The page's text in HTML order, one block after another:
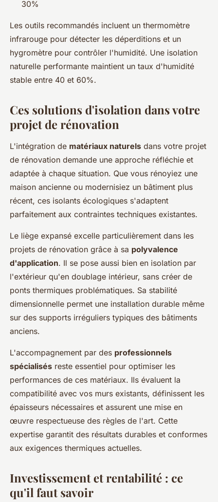
30%
Les outils recommandés incluent un thermomètre
infrarouge pour détecter les déperditions et un
hygromètre pour contrôler l'humidité. Une isolation
naturelle performante maintient un taux d'humidité
stable entre 40 et 60%.
Ces solutions d'isolation dans votre
projet de rénovation
L'intégration de matériaux naturels dans votre projet
de rénovation demande une approche réfléchie et
adaptée à chaque situation. Que vous rénoyiez une
maison ancienne ou modernisiez un bâtiment plus
récent, ces isolants écologiques s'adaptent
parfaitement aux contraintes techniques existantes.
Le liège expansé excelle particulièrement dans les
projets de rénovation grâce à sa polyvalence
d'application. Il se pose aussi bien en isolation par
l'extérieur qu'en doublage intérieur, sans créer de
ponts thermiques problématiques. Sa stabilité
dimensionnelle permet une installation durable même
sur des supports irréguliers typiques des bâtiments
anciens.
L'accompagnement par des professionnels
spécialisés reste essentiel pour optimiser les
performances de ces matériaux. Ils évaluent la
compatibilité avec vos murs existants, définissent les
épaisseurs nécessaires et assurent une mise en
œuvre respectueuse des règles de l'art. Cette
expertise garantit des résultats durables et conformes
aux exigences thermiques actuelles.
Investissement et rentabilité : ce
qu'il faut savoir